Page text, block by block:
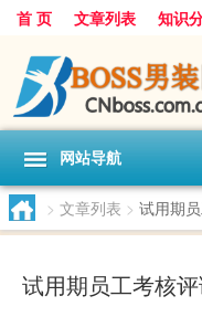
首 页 文章列表 知识
网站导航
> 文章列表 > 试用期
试用期员工考核